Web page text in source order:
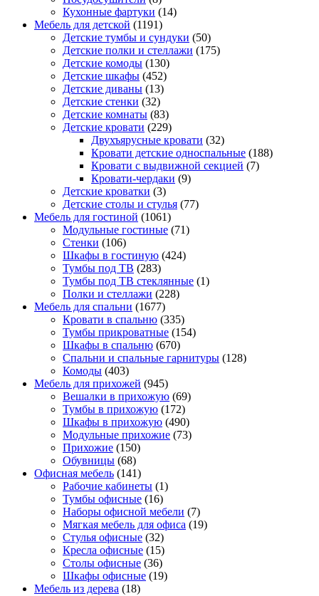
Кухонные фартуки (14)
Мебель для детской (1191)
Детские тумбы и сундуки (50)
Детские полки и стеллажи (175)
Детские комоды (130)
Детские шкафы (452)
Детские диваны (13)
Детские стенки (32)
Детские комнаты (83)
Детские кровати (229)
Двухъярусные кровати (32)
Кровати детские односпальные (188)
Кровати с выдвижной секцией (7)
Кровати-чердаки (9)
Детские кроватки (3)
Детские столы и стулья (77)
Мебель для гостиной (1061)
Модульные гостиные (71)
Стенки (106)
Шкафы в гостиную (424)
Тумбы под ТВ (283)
Тумбы под ТВ стеклянные (1)
Полки и стеллажи (228)
Мебель для спальни (1677)
Кровати в спальню (335)
Тумбы прикроватные (154)
Шкафы в спальню (670)
Спальни и спальные гарнитуры (128)
Комоды (403)
Мебель для прихожей (945)
Вешалки в прихожую (69)
Тумбы в прихожую (172)
Шкафы в прихожую (490)
Модульные прихожие (73)
Прихожие (150)
Обувницы (68)
Офисная мебель (141)
Рабочие кабинеты (1)
Тумбы офисные (16)
Наборы офисной мебели (7)
Мягкая мебель для офиса (19)
Стулья офисные (32)
Кресла офисные (15)
Столы офисные (36)
Шкафы офисные (19)
Мебель из дерева (18)